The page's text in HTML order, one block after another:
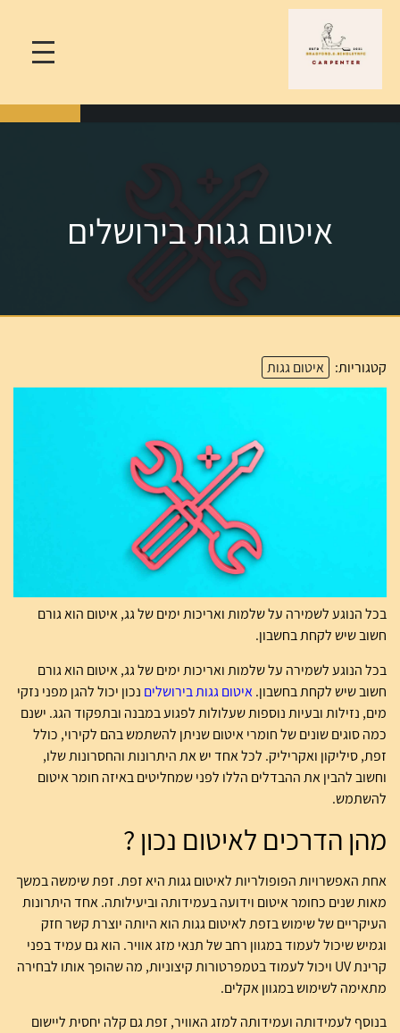
איטום גגות בירושלים
קטגוריות: איטום גגות
בכל הנוגע לשמירה על שלמות ואריכות ימים של גג, איטום הוא גורם
חשוב שיש לקחת בחשבון.
בכל הנוגע לשמירה על שלמות ואריכות ימים של גג, איטום הוא גורם
חשוב שיש לקחת בחשבון.איטום גגות בירושלים נכון יכול להגן מפני נזקי
מים, נזילות ובעיות נוספות שעלולות לפגוע במבנה ובתפקוד הגג. ישנם
כמה סוגים שונים של חומרי איטום שניתן להשתמש בהם לקירוי, כולל
זפת, סיליקון ואקריליק. לכל אחד יש את היתרונות והחסרונות שלו,
וחשוב להבין את ההבדלים הללו לפני שמחליטים באיזה חומר איטום
להשתמש.
מהן הדרכים לאיטום נכון ?
אחת האפשרויות הפופולריות לאיטום גגות היא זפת. זפת שימשה במשך
מאות שנים כחומר איטום וידועה בעמידותה וביעילותה. אחד היתרונות
העיקריים של שימוש בזפת לאיטום גגות הוא היותה יוצרת קשר חזק
וגמיש שיכול לעמוד במגוון רחב של תנאי מזג אוויר. הוא גם עמיד בפני
קרינת UV ויכול לעמוד בטמפרטורות קיצוניות, מה שהופך אותו לבחירה
מתאימה לשימוש במגוון אקלים.
בנוסף לעמידותה ועמידותה למזג האוויר, זפת גם קלה יחסית ליישום